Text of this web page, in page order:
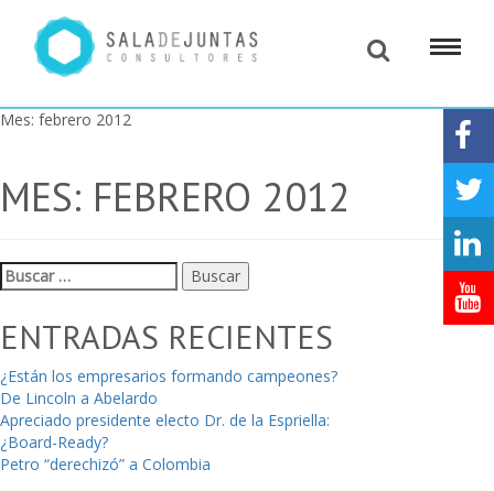
Mes: febrero 2012
MES: FEBRERO 2012
Buscar:
ENTRADAS RECIENTES
¿Están los empresarios formando campeones?
De Lincoln a Abelardo
Apreciado presidente electo Dr. de la Espriella:
¿Board-Ready?
Petro “derechizó” a Colombia